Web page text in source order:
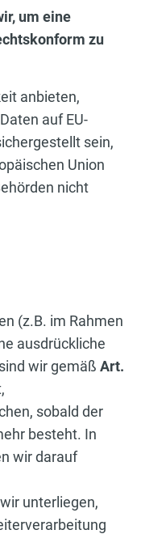
um eine
zu
anbieten,
auf EU-
sein,
Union
nicht
(z.B. im Rahmen
ausdrückliche
wir gemäß Art.
sobald der
besteht. In
wir darauf
unterliegen,